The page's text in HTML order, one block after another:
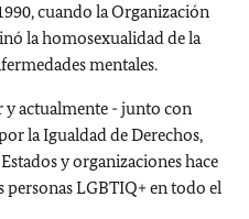
cuando la Organización
la homosexualidad de la
mentales.
actualmente - junto con
la Igualdad de Derechos,
y organizaciones hace
personas LGBTIQ+ en todo el